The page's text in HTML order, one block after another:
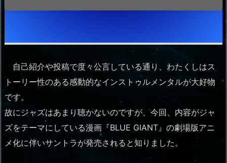
自己紹介や投稿で度々公言している通り、わたくしはス
トーリー性のある感動的なインストゥルメンタルが大好物
です。
故にジャズはあまり聴かないのですが、今回、内容がジャ
ズをテーマにしている漫画『BLUE GIANT』の劇場版アニ
メ化に伴いサントラが発売されると知りました。